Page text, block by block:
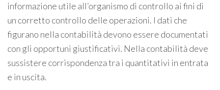
informazione utile all’organismo di controllo ai fini di
un corretto controllo delle operazioni. I dati che
figurano nella contabilità devono essere documentati
con gli opportuni giustificativi. Nella contabilità deve
sussistere corrispondenza tra i quantitativi in entrata
e in uscita.